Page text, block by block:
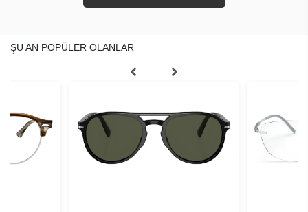
ŞU AN POPÜLER OLANLAR